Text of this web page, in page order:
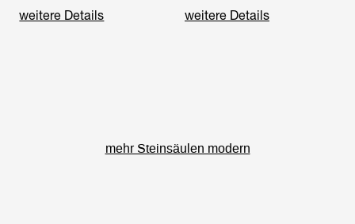
weitere Details weitere Details
mehr Steinsäulen modern